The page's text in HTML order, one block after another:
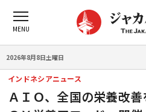
2026年8月8日土曜日
インドネシアニュース
ＡＩＯ、全国の栄養改